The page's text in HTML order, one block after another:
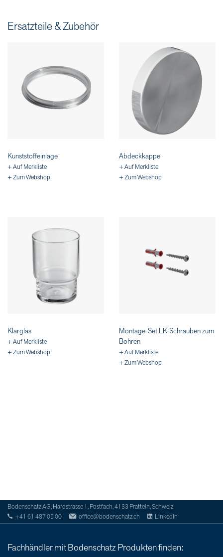
Ersatzteile & Zubehör
Kunststoffeinlage
+ Auf Merkliste
+ Zum Webshop
Abdeckkappe
+ Auf Merkliste
+ Zum Webshop
Klarglas
+ Auf Merkliste
+ Zum Webshop
Montage-Set LK-Schrauben zum
Bohren
+ Auf Merkliste
+ Zum Webshop
Bodenschatz AG, Hardstrasse 1, Postfach, 4133 Pratteln, Schweiz
+41 61 487 05 00
office@bodenschatz.ch LinkedIn
Fachhändler mit Bodenschatz Produkten finden: